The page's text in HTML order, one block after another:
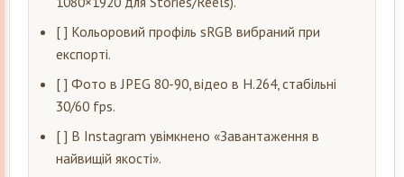
[ ] Кольоровий профіль sRGB вибраний при
експорті.
[ ] Фото в JPEG 80-90, відео в H.264, стабільні
30/60 fps.
[ ] В Instagram увімкнено «Завантаження в
найвищій якості».